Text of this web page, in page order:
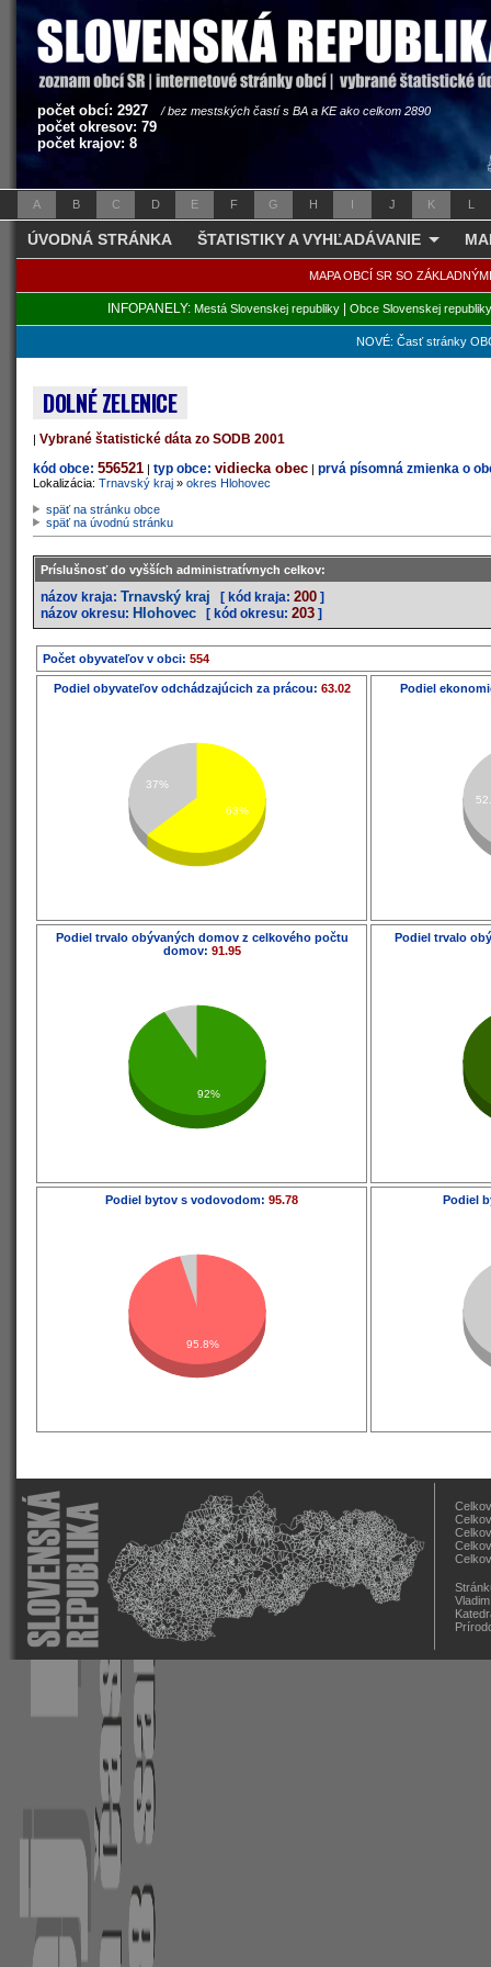
počet obcí: 2927 / bez mestských častí s BA a KE ako celkom 2890
počet okresov: 79
počet krajov: 8
A B C D E F G H I J K L
ÚVODNÁ STRÁNKA ŠTATISTIKY A VYHĽADÁVANIE
MAPA OBCÍ SR SO
INFOPANELY: Mestá Slovenskej republiky| Obce Slovenskej republiky
NOVÉ: Časť stránky
DOLNÉ ZELENICE
| Vybrané štatistické dáta zo SODB 2001
kód obce: 556521 | typ obce: vidiecka obec | prvá písomná zmienka o
Lokalizácia: Trnavský kraj » okres Hlohovec
späť na stránku obce
späť na úvodnú stránku
Príslušnosť do vyšších administratívnych celkov:
názov kraja: Trnavský kraj [ kód kraja: 200 ]
názov okresu: Hlohovec [ kód okresu: 203 ]
Počet obyvateľov v obci: 554
Podiel obyvateľov odchádzajúcich za prácou: 63.02
37%
63%
Podiel
Podiel trvalo obývaných domov z celkového počtu
domov: 91.95
92%
Podiel trvalo
Podiel bytov s vodovodom: 95.78
95.8%
Podiel